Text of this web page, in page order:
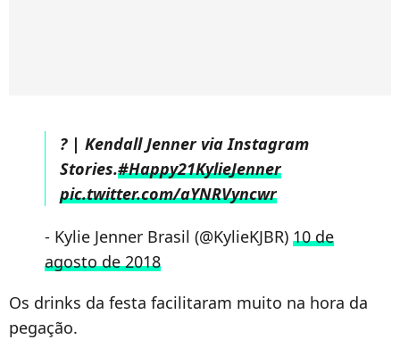
? | Kendall Jenner via Instagram
Stories.#Happy21KylieJenner
pic.twitter.com/aYNRVyncwr
- Kylie Jenner Brasil (@KylieKJBR) 10 de
agosto de 2018
Os drinks da festa facilitaram muito na hora da
pegação.